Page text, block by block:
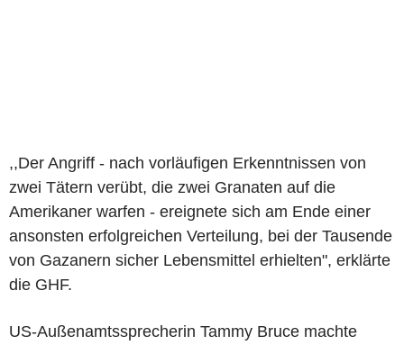
,,Der Angriff - nach vorläufigen Erkenntnissen von
zwei Tätern verübt, die zwei Granaten auf die
Amerikaner warfen - ereignete sich am Ende einer
ansonsten erfolgreichen Verteilung, bei der Tausende
von Gazanern sicher Lebensmittel erhielten", erklärte
die GHF.
US-Außenamtssprecherin Tammy Bruce machte